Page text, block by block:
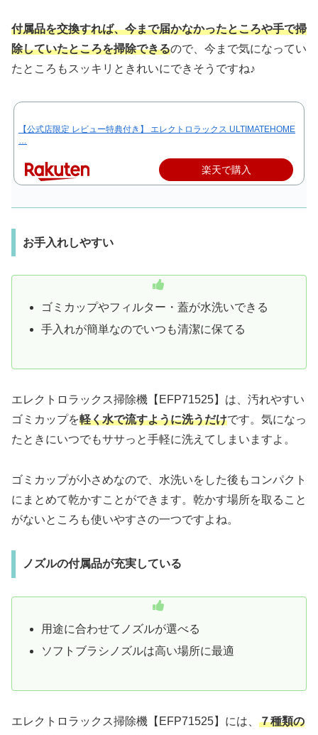
付属品を交換すれば、今まで届かなかったところや手で掃
除していたところを掃除できるので、今まで気になってい
たところもスッキリときれいにできそうですね♪
【公式店限定 レビュー特典付き】 エレクトロラックス ULTIMATEHOME
…
楽天で購入
お手入れしやすい
ゴミカップやフィルター・蓋が水洗いできる
手入れが簡単なのでいつも清潔に保てる
エレクトロラックス掃除機【EFP71525】は、汚れやすい
ゴミカップを軽く水で流すように洗うだけです。気になっ
たときにいつでもササっと手軽に洗えてしまいますよ。
ゴミカップが小さめなので、水洗いをした後もコンパクト
にまとめて乾かすことができます。乾かす場所を取ること
がないところも使いやすさの一つですよね。
ノズルの付属品が充実している
用途に合わせてノズルが選べる
ソフトブラシノズルは高い場所に最適
エレクトロラックス掃除機【EFP71525】には、 ７種類の